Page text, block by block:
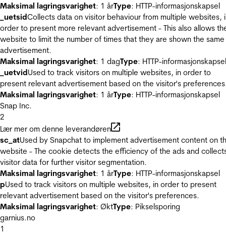
Maksimal lagringsvarighet: 1 årType: HTTP-informasjonskapsel
_uetsidCollects data on visitor behaviour from multiple websites,
order to present more relevant advertisement - This also allows
website to limit the number of times that they are shown the same
advertisement.
Maksimal lagringsvarighet: 1 dagType: HTTP-informasjonskapsel
_uetvidUsed to track visitors on multiple websites, in order to
present relevant advertisement based on the visitor's
Maksimal lagringsvarighet: 1 årType: HTTP-informasjonskapsel
Snap Inc.
2
Lær mer om denne leverandøren
sc_atUsed by Snapchat to implement advertisement content on
website - The cookie detects the efficiency of the ads and
visitor data for further visitor segmentation.
Maksimal lagringsvarighet: 1 årType: HTTP-informasjonskapsel
pUsed to track visitors on multiple websites, in order to present
relevant advertisement based on the visitor's preferences.
Maksimal lagringsvarighet: ØktType: Pikselsporing
garnius.no
1